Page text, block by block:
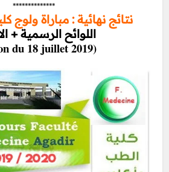
**************
نتائج نهائية : مباراة ولوج
اللوائح الرسمية +
(Session du 18 juillet 2019)